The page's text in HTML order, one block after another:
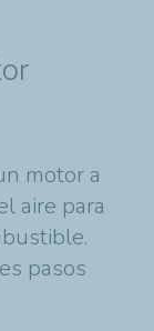
motor a
aire para
pasos